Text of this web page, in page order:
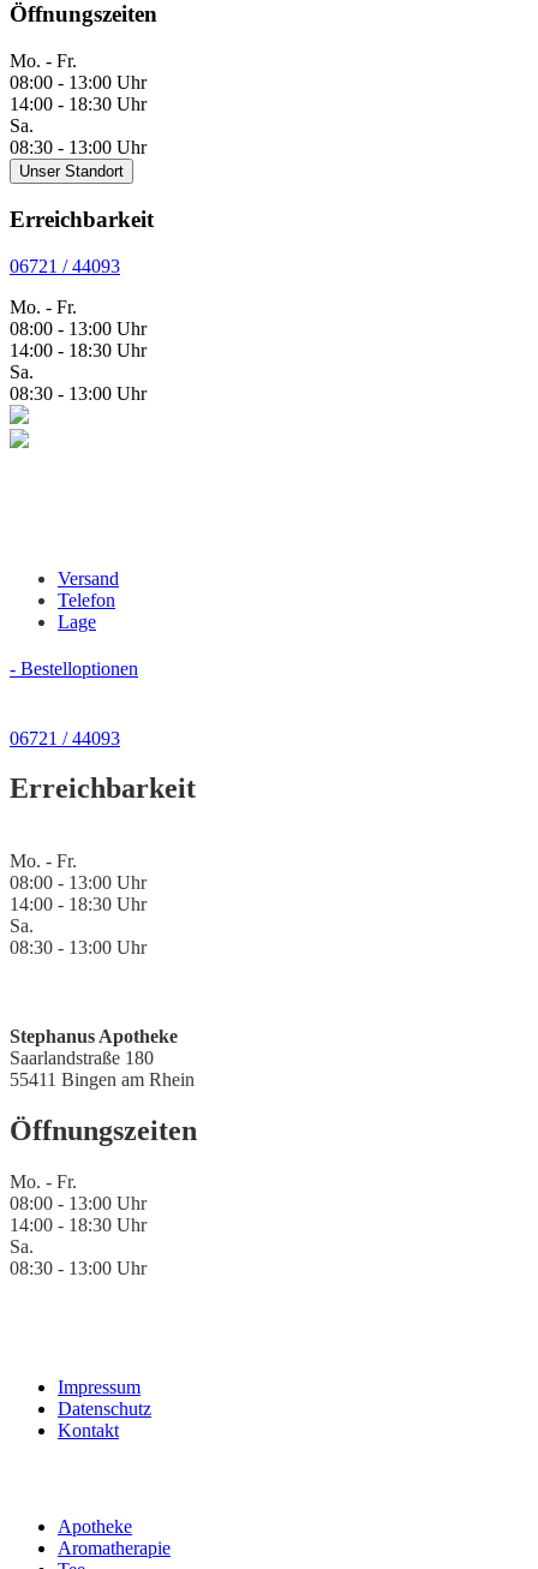
Öffnungszeiten
Mo. - Fr.
08:00 - 13:00 Uhr
14:00 - 18:30 Uhr
Sa.
08:30 - 13:00 Uhr
Unser Standort
Erreichbarkeit
06721 / 44093
Mo. - Fr.
08:00 - 13:00 Uhr
14:00 - 18:30 Uhr
Sa.
08:30 - 13:00 Uhr
Versand
Telefon
Lage
- Bestelloptionen
06721 / 44093
Erreichbarkeit
Mo. - Fr.
08:00 - 13:00 Uhr
14:00 - 18:30 Uhr
Sa.
08:30 - 13:00 Uhr
Stephanus Apotheke
Saarlandstraße 180
55411 Bingen am Rhein
Öffnungszeiten
Mo. - Fr.
08:00 - 13:00 Uhr
14:00 - 18:30 Uhr
Sa.
08:30 - 13:00 Uhr
Impressum
Datenschutz
Kontakt
Apotheke
Aromatherapie